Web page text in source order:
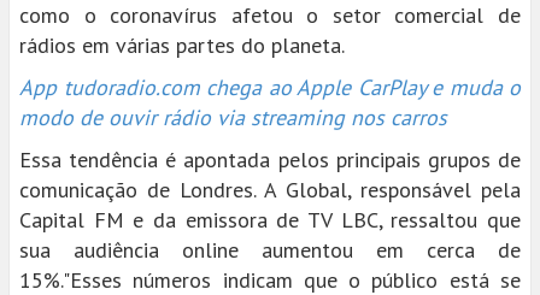
como o coronavírus afetou o setor comercial de
rádios em várias partes do planeta.
App tudoradio.com chega ao Apple CarPlay e muda o
modo de ouvir rádio via streaming nos carros
Essa tendência é apontada pelos principais grupos de
comunicação de Londres. A Global, responsável pela
Capital FM e da emissora de TV LBC, ressaltou que
sua audiência online aumentou em cerca de
15%."Esses números indicam que o público está se